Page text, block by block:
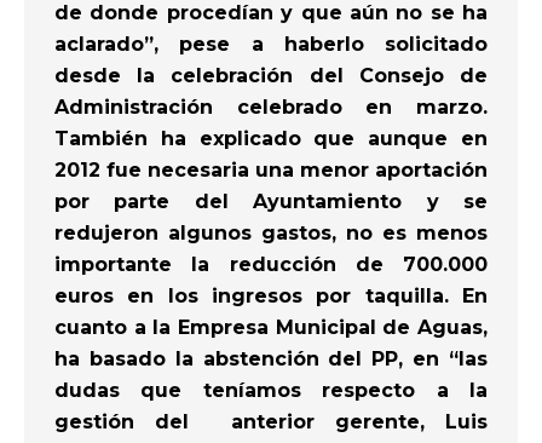
de donde procedían y que aún no se ha
aclarado”, pese a haberlo solicitado
desde la celebración del Consejo de
Administración celebrado en marzo.
También ha explicado que aunque en
2012 fue necesaria una menor aportación
por parte del Ayuntamiento y se
redujeron algunos gastos, no es menos
importante la reducción de 700.000
euros en los ingresos por taquilla. En
cuanto a la Empresa Municipal de Aguas,
ha basado la abstención del PP, en “las
dudas que teníamos respecto a la
gestión del anterior gerente, Luis